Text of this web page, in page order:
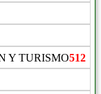
Y TURISMO512